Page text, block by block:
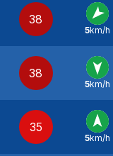
38
NE
5km/h
38
N -
5km/h
35
S -
5km/h